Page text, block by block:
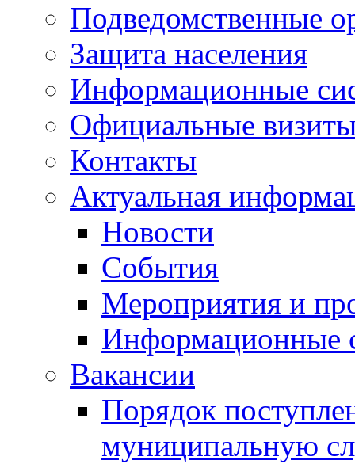
Подведомственные
Защита населения
Информационные
Официальные
Контакты
Актуальная
Новости
События
Мероприятия и
Информационные
Вакансии
Порядок
муниципальную